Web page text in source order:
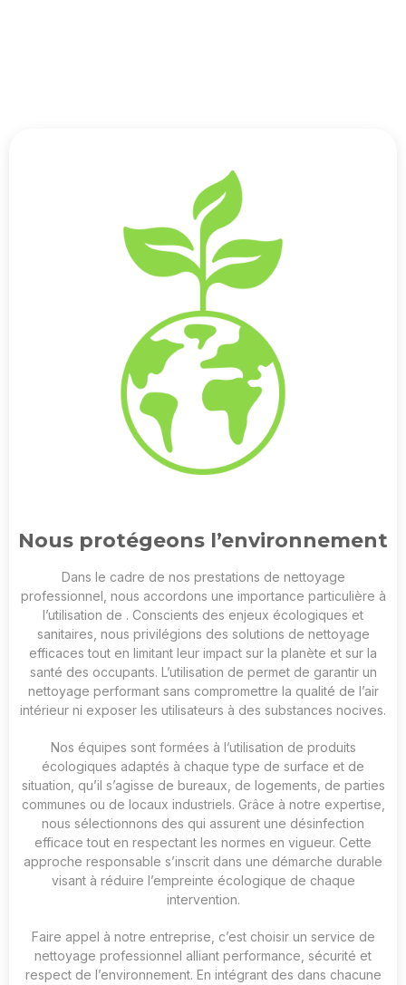
Nous protégeons l’environnement
Dans le cadre de nos prestations de nettoyage
professionnel, nous accordons une importance particulière à
l’utilisation de . Conscients des enjeux écologiques et
sanitaires, nous privilégions des solutions de nettoyage
efficaces tout en limitant leur impact sur la planète et sur la
santé des occupants. L’utilisation de permet de garantir un
nettoyage performant sans compromettre la qualité de l’air
intérieur ni exposer les utilisateurs à des substances nocives.
Nos équipes sont formées à l’utilisation de produits
écologiques adaptés à chaque type de surface et de
situation, qu’il s’agisse de bureaux, de logements, de parties
communes ou de locaux industriels. Grâce à notre expertise,
nous sélectionnons des qui assurent une désinfection
efficace tout en respectant les normes en vigueur. Cette
approche responsable s’inscrit dans une démarche durable
visant à réduire l’empreinte écologique de chaque
intervention.
Faire appel à notre entreprise, c’est choisir un service de
nettoyage professionnel alliant performance, sécurité et
respect de l’environnement. En intégrant des dans chacune